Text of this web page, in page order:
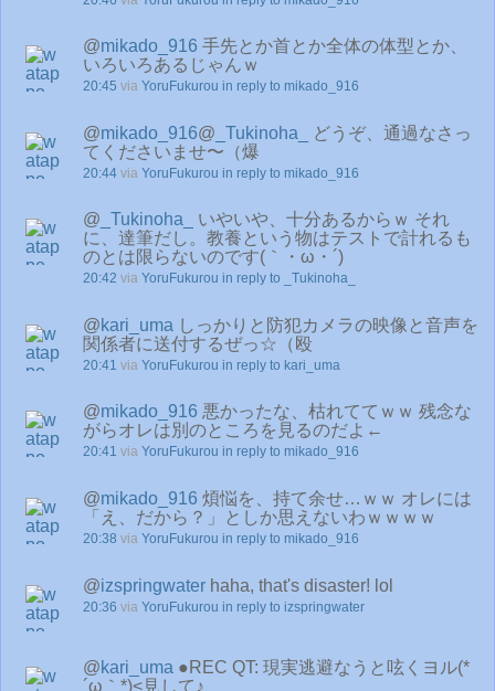
@mikado_916 手先とか首とか全体の体型とか、
いろいろあるじゃんｗ
20:45 via YoruFukurou in reply to mikado_916
@mikado_916@ _Tukinoha_
どうぞ、通過なさっ
てくださいませ〜（爆
20:44 via YoruFukurou in reply to mikado_916
@ _Tukinoha_
いやいや、十分あるからｗ それ
に、達筆だし。教養という物はテストで計れるも
のとは限らないのです(｀・ω・´)
20:42 via YoruFukurou in reply to _Tukinoha_
@kari_uma しっかりと防犯カメラの映像と音声を
関係者に送付するぜっ☆（殴
20:41 via YoruFukurou in reply to kari_uma
@mikado_916 悪かったな、枯れててｗｗ 残念な
がらオレは別のところを見るのだよ←
20:41 via YoruFukurou in reply to mikado_916
@mikado_916 煩悩を、持て余せ…ｗｗ オレには
「え、だから？」としか思えないわｗｗｗｗ
20:38 via YoruFukurou in reply to mikado_916
@izspringwater haha, that's disaster! lol
20:36 via YoruFukurou in reply to izspringwater
@kari_uma ●REC QT: 現実逃避なうと呟くヨル(*
´ω｀*)<見して♪